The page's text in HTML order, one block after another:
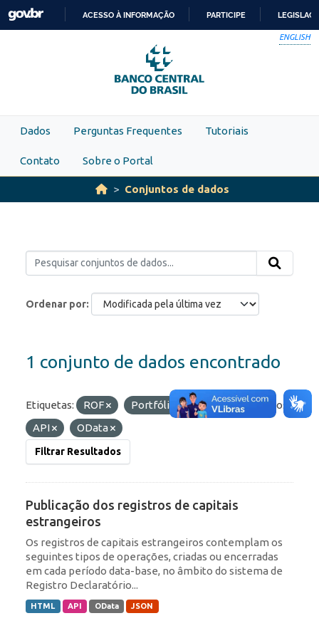
Skip to main content
PARA
O
CONTEÚDO
ACESSO À INFORMAÇÃO PARTICIPE
ENGLISH
Dados Perguntas Frequentes Tutoriais
Contato Sobre o Portal
Conjuntos de dados
Ordenar por
1 conjunto de dados encontrado
Etiquetas: ROF Portfólio IED
Formatos:
API
OData
Filtrar Resultados
Publicação dos registros de capitais
estrangeiros
Os registros de capitais estrangeiros contemplam os
seguintes tipos de operações, criadas ou encerradas
em cada período data-base, no âmbito do sistema de
Registro Declaratório...
HTML API OData JSON